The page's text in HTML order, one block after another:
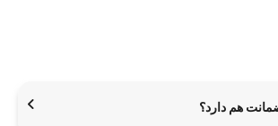
هم دارد؟